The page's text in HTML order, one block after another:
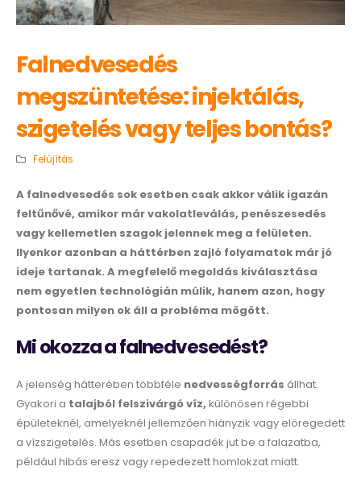
Falnedvesedés
megszüntetése: injektálás,
szigetelés vagy teljes bontás?
Felújítás
A falnedvesedés sok esetben csak akkor válik igazán
feltűnővé, amikor már vakolatleválás, penészesedés
vagy kellemetlen szagok jelennek meg a felületen.
Ilyenkor azonban a háttérben zajló folyamatok már jó
ideje tartanak. A megfelelő megoldás kiválasztása
nem egyetlen technológián múlik, hanem azon, hogy
pontosan milyen ok áll a probléma mögött.
Mi okozza a falnedvesedést?
A jelenség hátterében többféle nedvességforrás állhat.
Gyakori a talajból felszivárgó víz, különösen régebbi
épületeknél, amelyeknél jellemzően hiányzik vagy elöregedett
a vízszigetelés. Más esetben csapadék jut be a falazatba,
például hibás eresz vagy repedezett homlokzat miatt.